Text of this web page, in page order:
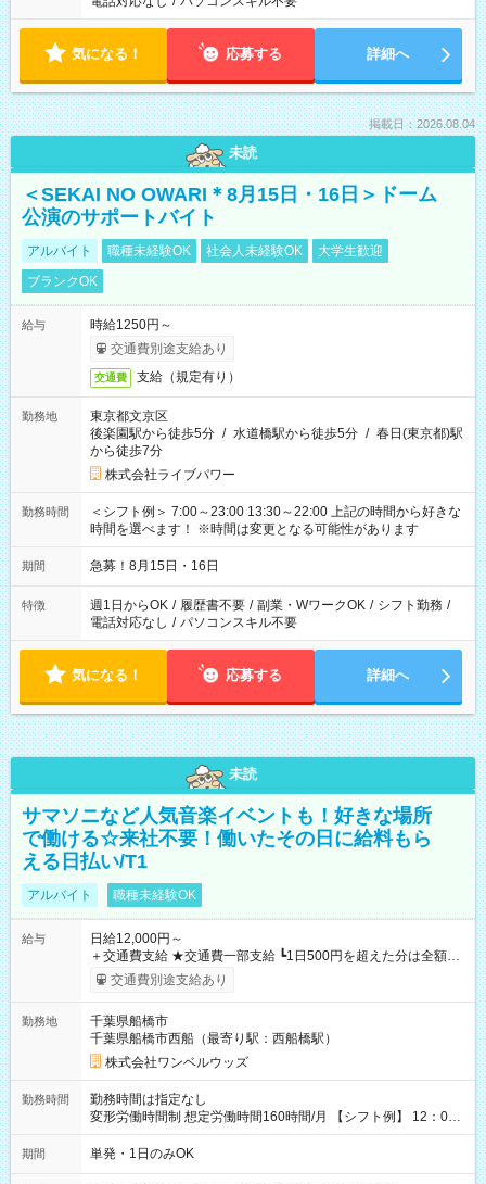
気になる！ 応募する 詳細へ
掲載日：2026.08.04
未読
＜SEKAI NO OWARI＊8月15日・16日＞ドーム
公演のサポートバイト
アルバイト 職種未経験OK 社会人未経験OK
大学生歓迎
ブランクOK
給与
時給1250円～
交通費別途支給あり
交通費 支給（規定有り）
勤務地
東京都文京区
後楽園駅から徒歩5分 / 水道橋駅から徒歩5分 / 春日(東京都)駅
から徒歩7分
株式会社ライブパワー
勤務時間
＜シフト例＞ 7:00～23:00 13:30～22:00 上記の時間から好きな
時間を選べます！ ※時間は変更となる可能性があります
期間 急募！8月15日・16日
特徴 週1日からOK / 履歴書不要 / 副業・WワークOK / シフト勤務 /
電話対応なし / パソコンスキル不要
気になる！ 応募する 詳細へ
未読
サマソニなど人気音楽イベントも！好きな場所
で働ける☆来社不要！働いたその日に給料もら
える日払い/T1
アルバイト 職種未経験OK
給与
日給12,000円～
＋交通費支給 ★交通費一部支給 ┗1日500円を超えた分は全額支
給！ ※往復500円以内の方は自己負担となります ★日払いOK！
（規定あり） ┗働いたその日に現金GET♪ お仕事後はコンビニ
なし
交通費別途支給あり
勤務地
千葉県船橋市
千葉県船橋市西船（最寄り駅：西船橋駅）
株式会社ワンベルウッズ
勤務時間
勤務時間は指定なし
変形労働時間制 想定労働時間160時間/月 【シフト例】 12：00
～22：00
期間 単発・1日のみOK